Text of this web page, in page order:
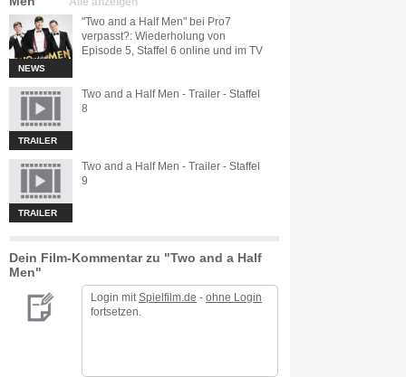
NEWS
"Two and a Half Men" bei Pro7
verpasst?: Wiederholung von
Episode 5, Staffel 6 online und im TV
TRAILER
Two and a Half Men - Trailer - Staffel
8
TRAILER
Two and a Half Men - Trailer - Staffel
9
Dein Film-Kommentar zu "Two and a Half
Men"
Login mit Spielfilm.de - ohne Login
fortsetzen.